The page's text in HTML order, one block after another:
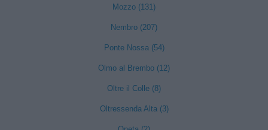
Mozzo (131)
Nembro (207)
Ponte Nossa (54)
Olmo al Brembo (12)
Oltre il Colle (8)
Oltressenda Alta (3)